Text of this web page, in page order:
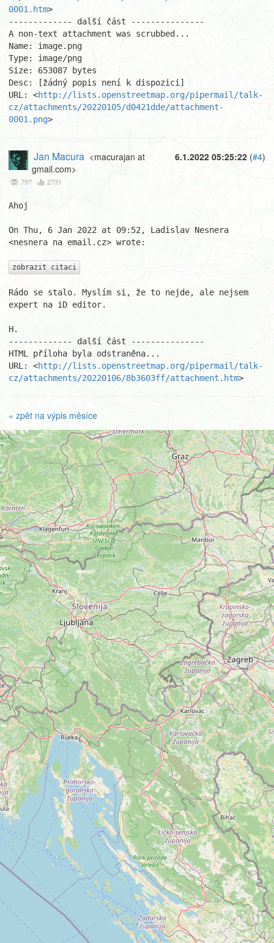
0001.htm>
------------- další část ---------------
A non-text attachment was scrubbed...
Name: image.png
Type: image/png
Size: 653087 bytes
Desc: [žádný popis není k dispozici]
URL: <http://lists.openstreetmap.org/pipermail/talk-
cz/attachments/20220105/d0421dde/attachment-
0001.png>
6.1.2022 05:25:22 (#4)
Jan Macura <macurajan at
gmail.com>
797 2731
Ahoj
On Thu, 6 Jan 2022 at 09:52, Ladislav Nesnera
<nesnera na email.cz> wrote:
zobrazit citaci
Rádo se stalo. Myslím si, že to nejde, ale nejsem
expert na iD editor.
H.
------------- další část ---------------
HTML příloha byla odstraněna...
URL: <http://lists.openstreetmap.org/pipermail/talk-
cz/attachments/20220106/8b3603ff/attachment.htm>
« zpět na výpis měsíce